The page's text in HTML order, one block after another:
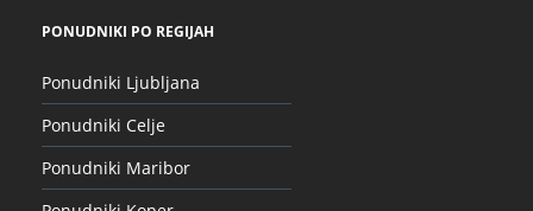
PONUDNIKI PO REGIJAH
Ponudniki Ljubljana
Ponudniki Celje
Ponudniki Maribor